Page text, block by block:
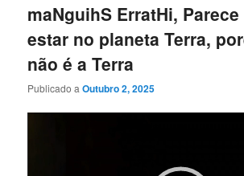
maNguihS ErratHi, Parece
estar no planeta Terra,
não é a Terra
Publicado aOutubro 2, 2025